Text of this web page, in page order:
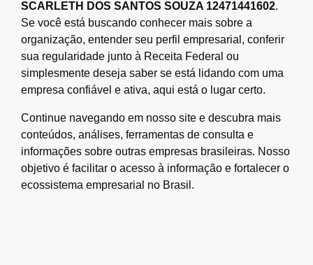
SCARLETH DOS SANTOS SOUZA 12471441602.
Se você está buscando conhecer mais sobre a
organização, entender seu perfil empresarial, conferir
sua regularidade junto à Receita Federal ou
simplesmente deseja saber se está lidando com uma
empresa confiável e ativa, aqui está o lugar certo.
Continue navegando em nosso site e descubra mais
conteúdos, análises, ferramentas de consulta e
informações sobre outras empresas brasileiras. Nosso
objetivo é facilitar o acesso à informação e fortalecer o
ecossistema empresarial no Brasil.